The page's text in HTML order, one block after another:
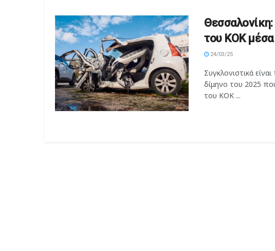
του ΚΟΚ μέσα
24/03/25
Συγκλονιστικά
δίμηνο του 2025
του ΚΟΚ ...